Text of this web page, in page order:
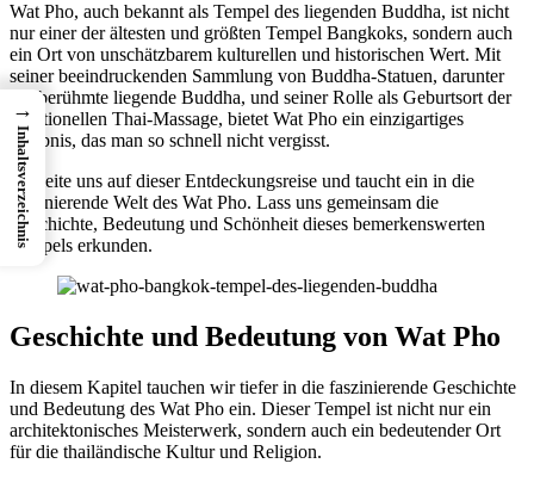
Wat Pho, auch bekannt als Tempel des liegenden Buddha, ist nicht
nur einer der ältesten und größten Tempel Bangkoks, sondern auch
ein Ort von unschätzbarem kulturellen und historischen Wert. Mit
seiner beeindruckenden Sammlung von Buddha-Statuen, darunter
der berühmte liegende Buddha, und seiner Rolle als Geburtsort der
traditionellen Thai-Massage, bietet Wat Pho ein einzigartiges
Erlebnis, das man so schnell nicht vergisst.
Begleite uns auf dieser Entdeckungsreise und taucht ein in die
faszinierende Welt des Wat Pho. Lass uns gemeinsam die
Geschichte, Bedeutung und Schönheit dieses bemerkenswerten
Tempels erkunden.
Geschichte und Bedeutung von Wat Pho
In diesem Kapitel tauchen wir tiefer in die faszinierende Geschichte
und Bedeutung des Wat Pho ein. Dieser Tempel ist nicht nur ein
architektonisches Meisterwerk, sondern auch ein bedeutender Ort
für die thailändische Kultur und Religion.
→
Inhaltsverzeichnis